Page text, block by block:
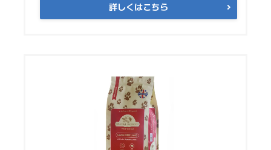
詳しくはこちら